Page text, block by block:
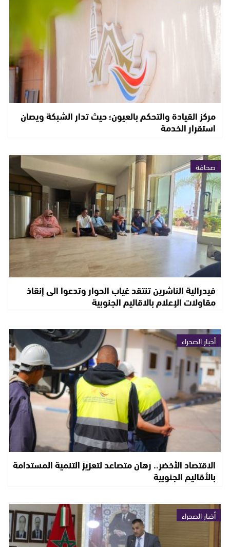
مركز القيادة والتحكم بالعيون؛ حيث تدار الشبكة ويصان
استقرار الخدمة
صحافة
فيدرالية الناشرين تنتقد غياب الحوار وتدعوا الى إنقاذ
مقاولات الإعلام بالاقاليم الجنوبية
أخبار الصحراء
الاقتصاد الأخضر.. رهان متصاعد لتعزيز التنمية المستدامة
بالأقاليم الجنوبية
أخبار الصحراء